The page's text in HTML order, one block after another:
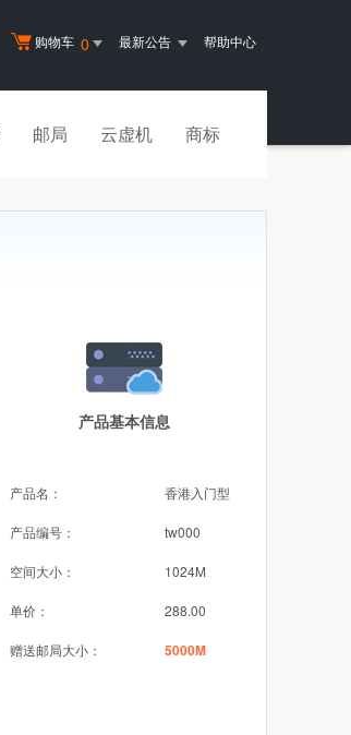
购物车 0 最新公告 帮助中心
邮局 云虚机 商标
产品基本信息
产品名： 香港入门型
产品编号： tw000
空间大小： 1024M
单价： 288.00
赠送邮局大小： 5000M